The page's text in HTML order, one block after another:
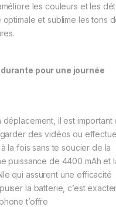
les couleurs et les
et sublime les tons
pour une journée
déplacement, il est important
des vidéos ou
la fois sans te soucier de la
puissance de 4400 mAh et
qui assurent une efficacité
la batterie, c’est
t’offre